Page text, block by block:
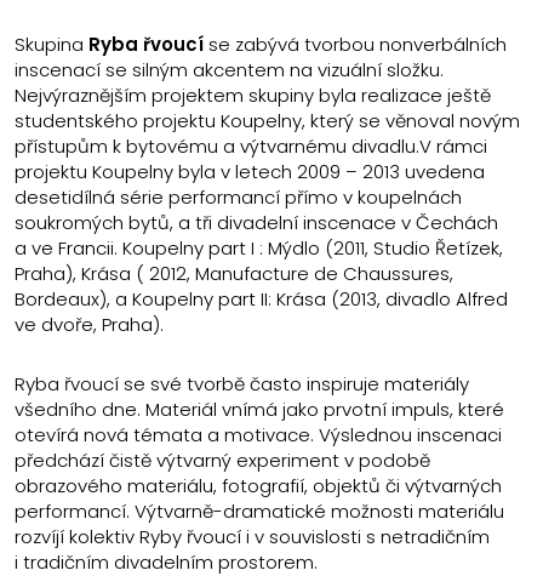
Skupina Ryba řvoucí se zabývá tvorbou nonverbálních
inscenací se silným akcentem na vizuální složku.
Nejvýraznějším projektem skupiny byla realizace ještě
studentského projektu Koupelny, který se věnoval novým
přístupům k bytovému a výtvarnému divadlu.V rámci
projektu Koupelny byla v letech 2009 – 2013 uvedena
desetidílná série performancí přímo v koupelnách
soukromých bytů, a tři divadelní inscenace v Čechách
a ve Francii. Koupelny part I : Mýdlo (2011, Studio Řetízek,
Praha), Krása ( 2012, Manufacture de Chaussures,
Bordeaux), a Koupelny part II: Krása (2013, divadlo Alfred
ve dvoře, Praha).
Ryba řvoucí se své tvorbě často inspiruje materiály
všedního dne. Materiál vnímá jako prvotní impuls, které
otevírá nová témata a motivace. Výslednou inscenaci
předchází čistě výtvarný experiment v podobě
obrazového materiálu, fotografií, objektů či výtvarných
performancí. Výtvarně-dramatické možnosti materiálu
rozvíjí kolektiv Ryby řvoucí i v souvislosti s netradičním
i tradičním divadelním prostorem.